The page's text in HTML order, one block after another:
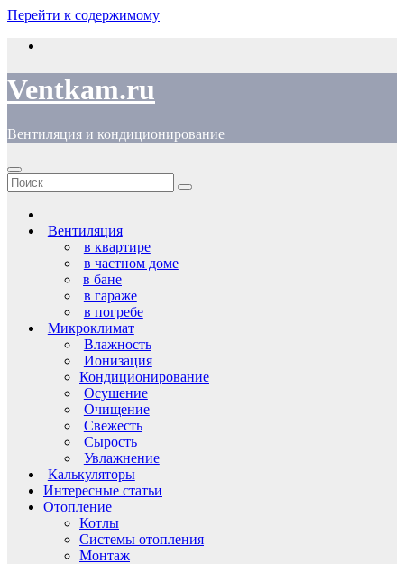
Перейти к содержимому
Ventkam.ru
Вентиляция и кондиционирование
Вентиляция
в квартире
в частном доме
в бане
в гараже
в погребе
Микроклимат
Влажность
Ионизация
Кондиционирование
Осушение
Очищение
Свежесть
Сырость
Увлажнение
Калькуляторы
Интересные статьи
Отопление
Котлы
Системы отопления
Монтаж